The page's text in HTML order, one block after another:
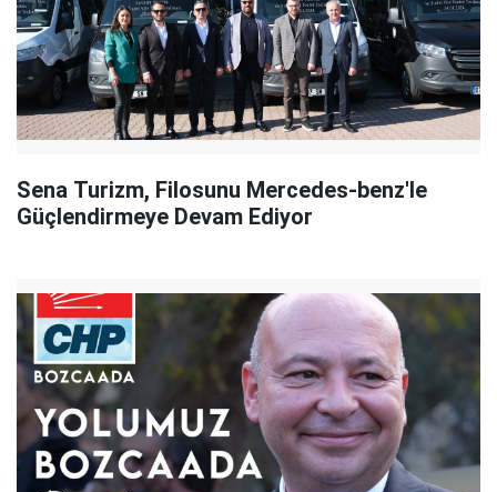
Sena Turizm, Filosunu Mercedes-benz'le
Güçlendirmeye Devam Ediyor